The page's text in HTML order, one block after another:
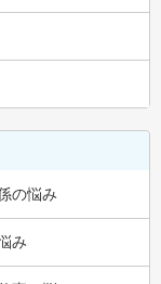
の悩み
み